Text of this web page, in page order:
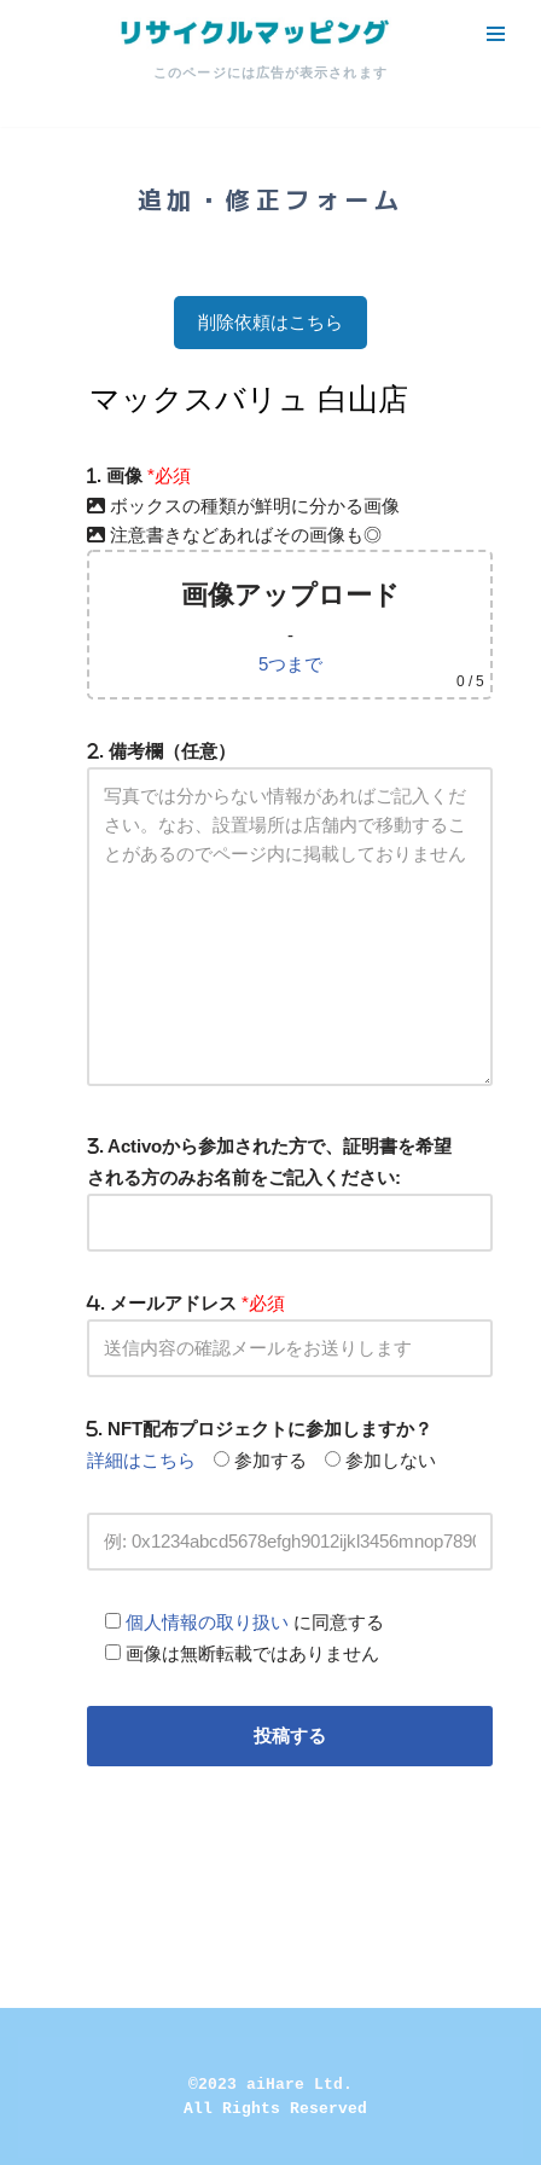
このページには広告が表示されます
追加・修正フォーム
削除依頼はこちら
. 画像 *必須
ボックスの種類が鮮明に分かる画像
注意書きなどあればその画像も◎
画像アップロード
-
5つまで
0 / 5
. 備考欄（任意）
. Activoから参加された方で、証明書を希望
される方のみお名前をご記入ください:
. メールアドレス *必須
. NFT配布プロジェクトに参加しますか？
詳細はこちら
参加する 参加しない
個人情報の取り扱い に同意する
画像は無断転載ではありません
©2023 aiHare Ltd.
All Rights Reserved